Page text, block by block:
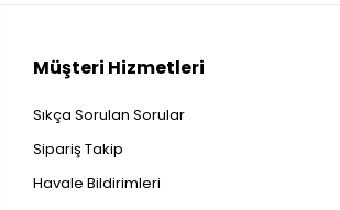
Müşteri Hizmetleri
Sıkça Sorulan Sorular
Sipariş Takip
Havale Bildirimleri